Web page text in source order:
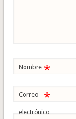
Nombre *
Correo
electrónico
*